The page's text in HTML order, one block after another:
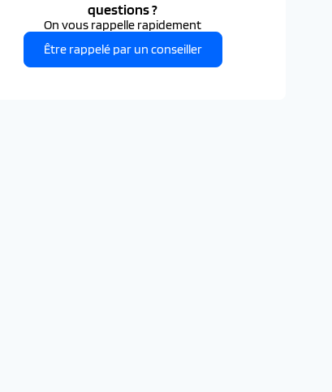
questions ?
On vous rappelle rapidement
Être rappelé par un conseiller